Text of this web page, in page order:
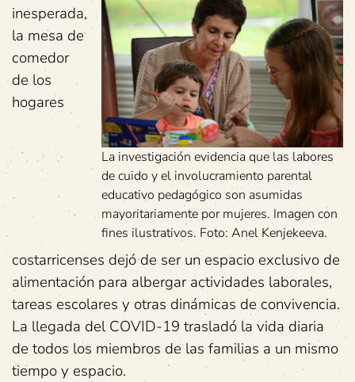
La investigación evidencia que las labores
de cuido y el involucramiento parental
educativo pedagógico son asumidas
mayoritariamente por mujeres. Imagen con
fines ilustrativos. Foto: Anel Kenjekeeva.
inesperada,
la mesa de
comedor
de los
hogares
costarricenses dejó de ser un espacio exclusivo de
alimentación para albergar actividades laborales,
tareas escolares y otras dinámicas de convivencia.
La llegada del COVID-19 trasladó la vida diaria
de todos los miembros de las familias a un mismo
tiempo y espacio.